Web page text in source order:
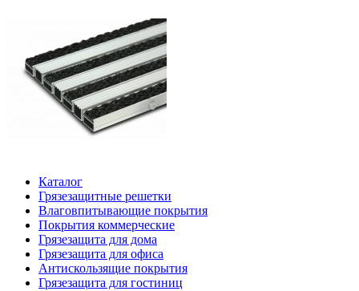
Каталог
Грязезащитные решетки
Влаговпитывающие покрытия
Покрытия коммерческие
Грязезащита для дома
Грязезащита для офиса
Антискользящие покрытия
Грязезащита для гостиниц